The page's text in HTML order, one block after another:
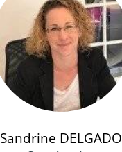
Sandrine DELGADO